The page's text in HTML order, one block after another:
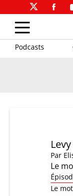
Podcasts
Par
Le
Le